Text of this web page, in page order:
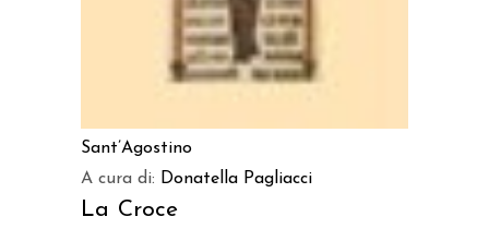
Sant’Agostino
A cura di: Donatella Pagliacci
La Croce